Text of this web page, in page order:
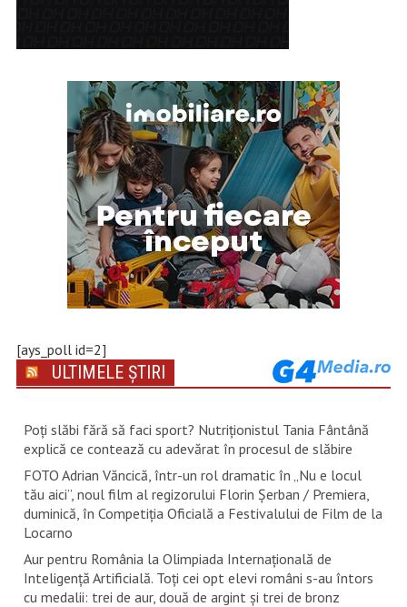
[ays_poll id=2]
ULTIMELE ȘTIRI
Poți slăbi fără să faci sport? Nutriționistul Tania Fântână
explică ce contează cu adevărat în procesul de slăbire
FOTO Adrian Văncică, într-un rol dramatic în „Nu e locul
tău aici”, noul film al regizorului Florin Șerban / Premiera,
duminică, în Competiția Oficială a Festivalului de Film de la
Locarno
Aur pentru România la Olimpiada Internațională de
Inteligență Artificială. Toți cei opt elevi români s-au întors
cu medalii: trei de aur, două de argint și trei de bronz